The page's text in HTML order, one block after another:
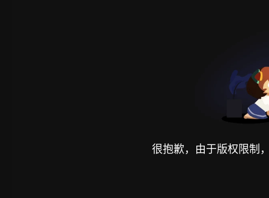
很抱歉，由于版权限制